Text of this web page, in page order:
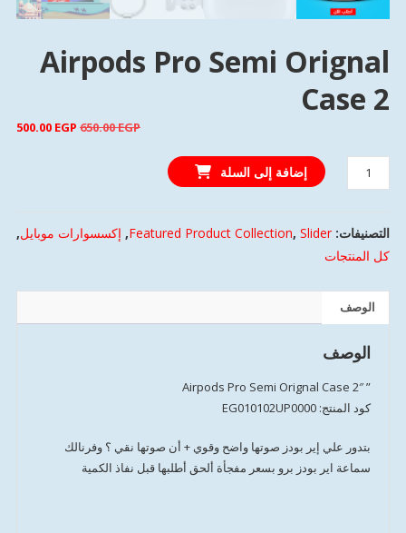
Airpods Pro Semi Orignal
Case 2
650.00EGP
السعر500.00 EGP
كمية
Airpods
Semi
Orignal
2
إضافة إلى السلة
التصنيفات: Featured Product Collection,Slider
, إكسسوارات موبايل,
كل المنتجات
الوصف
الوصف
” Airpods Pro Semi Orignal Case 2″
كود المنتج: EG010102UP0000
بتدور علي إير بودز صوتها واضح وقوي + أن صوتها نقي ؟ وفرنالك
سماعة اير بودز برو بسعر مفجأة ألحق أطلبها قبل نفاذ الكمية